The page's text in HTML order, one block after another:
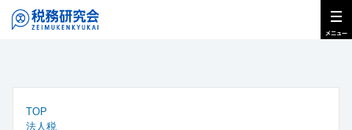
TOP
法人税